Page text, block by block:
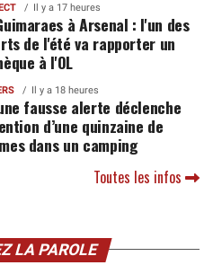
Il y a 17 heures
à Arsenal : l'un des
de l'été va rapporter un
à l'OL
Il y a 18 heures
fausse alerte déclenche
d’une quinzaine de
dans un camping
Toutes les infos
LA PAROLE